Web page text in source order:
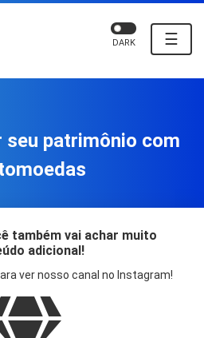
☰
DARK
seu patrimônio com
também vai achar muito
adicional!
ver nosso canal no Instagram!